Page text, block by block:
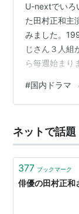
（1980年、
砂の影（1980
魔界番町皿屋
髑髏検校（
乾いて候・時
単発、フジテ
序の舞・新春
日）
くれない族の
うちの子にか
第2シリーズ
蒸発妻・月曜
U-nextでいろ
た田村正和主
みました。
じさん３人組
ら毎週始まり
力も何もない
ド。30年以上
「おい」「お
令するのは本
業主婦は家事
#国内ドラマ
ネットで話題
377 ブックマーク
俳優の田村正和